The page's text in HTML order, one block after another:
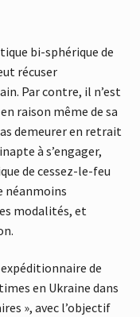
bi-sphérique de
récuser
Par contre, il n’est
raison même de sa
demeurer en retrait
à s’engager,
de cessez-le-feu
néanmoins
modalités, et
expéditionnaire de
en Ukraine dans
», avec l’objectif